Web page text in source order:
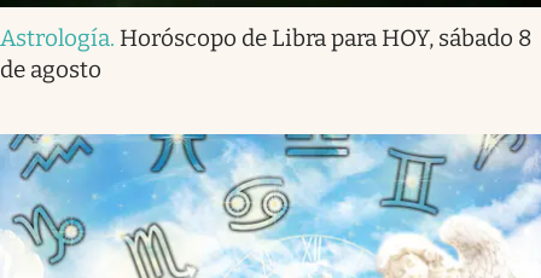
Astrología. Horóscopo de Libra para HOY, sábado 8
de agosto